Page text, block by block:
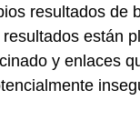
resultados de
están
y enlaces